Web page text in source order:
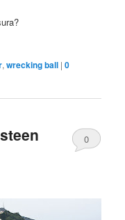
,wrecking ball |0
0